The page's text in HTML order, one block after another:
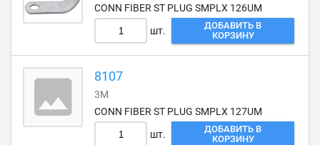
CONN FIBER ST PLUG SMPLX 126UM
шт.
ДОБАВИТЬ В
КОРЗИНУ
8107
3M
CONN FIBER ST PLUG SMPLX 127UM
шт.
ДОБАВИТЬ В
КОРЗИНУ